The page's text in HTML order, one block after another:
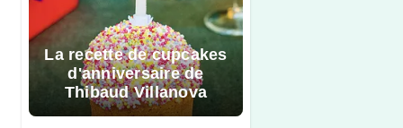
La recette de cupcakes
d'anniversaire de
Thibaud Villanova